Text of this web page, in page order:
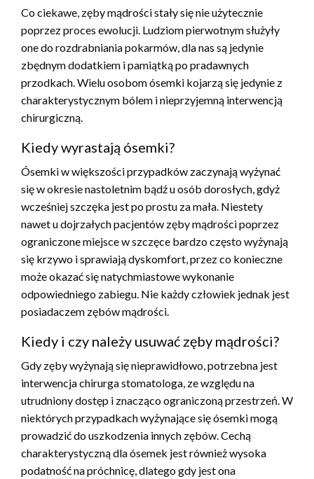
Co ciekawe, zęby mądrości stały się nie użytecznie
poprzez proces ewolucji. Ludziom pierwotnym służyły
one do rozdrabniania pokarmów, dla nas są jedynie
zbędnym dodatkiem i pamiątką po pradawnych
przodkach. Wielu osobom ósemki kojarzą się jedynie z
charakterystycznym bólem i nieprzyjemną interwencją
chirurgiczną.
Kiedy wyrastają ósemki?
Ósemki w większości przypadków zaczynają wyżynać
się w okresie nastoletnim bądź u osób dorosłych, gdyż
wcześniej szczęka jest po prostu za mała. Niestety
nawet u dojrzałych pacjentów zęby mądrości poprzez
ograniczone miejsce w szczęce bardzo często wyżynają
się krzywo i sprawiają dyskomfort, przez co konieczne
może okazać się natychmiastowe wykonanie
odpowiedniego zabiegu. Nie każdy człowiek jednak jest
posiadaczem zębów mądrości.
Kiedy i czy należy usuwać zęby mądrości?
Gdy zęby wyżynają się nieprawidłowo, potrzebna jest
interwencja chirurga stomatologa, ze względu na
utrudniony dostęp i znacząco ograniczoną przestrzeń. W
niektórych przypadkach wyżynające się ósemki mogą
prowadzić do uszkodzenia innych zębów. Cechą
charakterystyczną dla ósemek jest również wysoka
podatność na próchnicę, dlatego gdy jest ona